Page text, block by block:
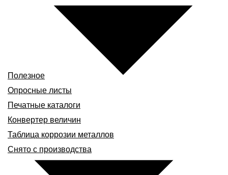
Полезное
Опросные листы
Печатные каталоги
Конвертер величин
Таблица коррозии металлов
Снято с производства